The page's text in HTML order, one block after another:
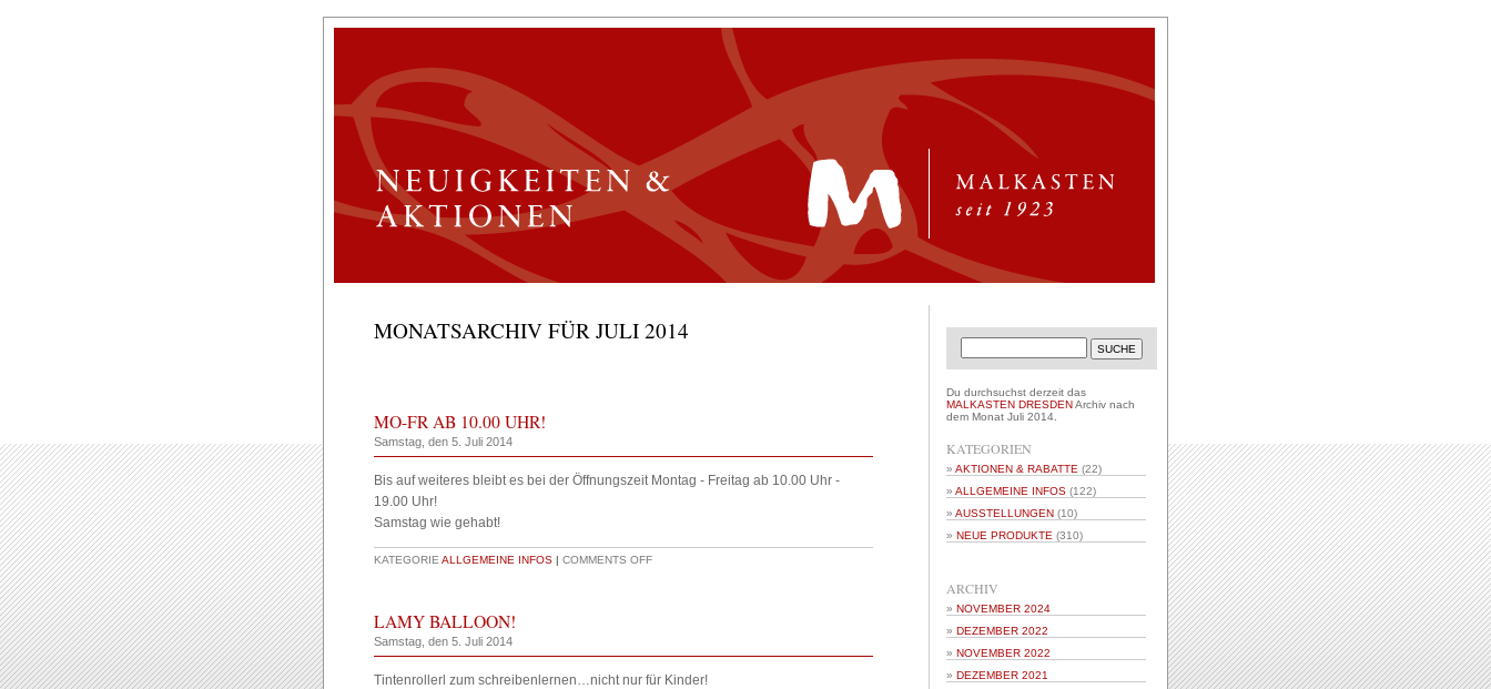
MONATSARCHIV FÜR JULI 2014
MO-FR AB 10.00 UHR!
Samstag, den 5. Juli 2014
Bis auf weiteres bleibt es bei der Öffnungszeit Montag - Freitag ab 10.00 Uhr -
19.00 Uhr!
Samstag wie gehabt!
KATEGORIE ALLGEMEINE INFOS | COMMENTS OFF
LAMY BALLOON!
Samstag, den 5. Juli 2014
Tintenrollerl zum schreibenlernen…nicht nur für Kinder!
Du durchsuchst derzeit das
MALKASTEN DRESDENArchiv nach
dem Monat Juli 2014.
KATEGORIEN
AKTIONEN & RABATTE (22)
ALLGEMEINE INFOS (122)
AUSSTELLUNGEN (10)
NEUE PRODUKTE (310)
ARCHIV
NOVEMBER 2024
DEZEMBER 2022
NOVEMBER 2022
DEZEMBER 2021